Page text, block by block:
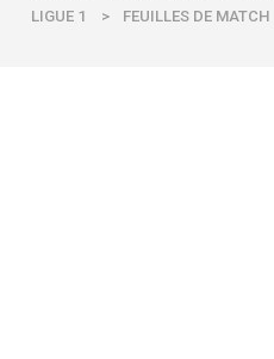
LIGUE 1
> FEUILLES DE MATCH